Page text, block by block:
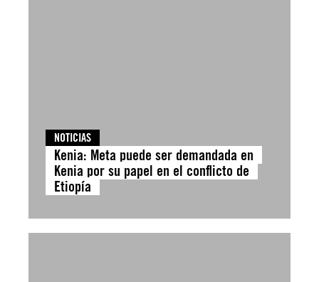
NOTICIAS
Kenia: Meta puede ser demandada en
Kenia por su papel en el conflicto de
Etiopía